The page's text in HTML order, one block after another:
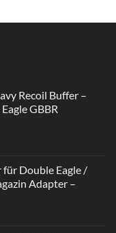
Recoil Buffer –
GBBR
Double Eagle /
Adapter –